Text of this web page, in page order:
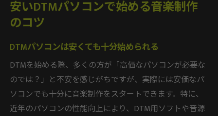
安いDTMパソコンで始める音楽制作
のコツ
DTMパソコンは安くても十分始められる
DTMを始める際、多くの方が「高価なパソコンが必要な
のでは？」と不安を感じがちですが、実際には安価なパ
ソコンでも十分に音楽制作をスタートできます。特に、
近年のパソコンの性能向上により、DTM用ソフトや音源